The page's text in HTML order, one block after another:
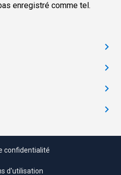
enregistré comme tel.
confidentialité
d'utilisation